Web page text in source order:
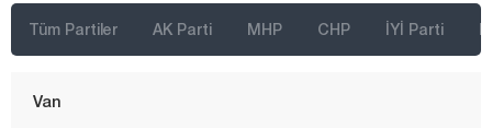
Tüm Partiler AK Parti MHP CHP İYİ Parti
Uşak
Van